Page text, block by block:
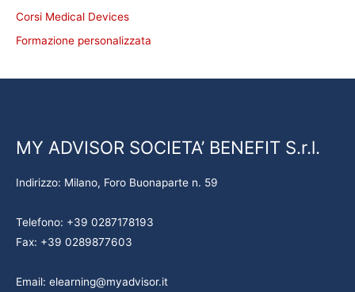
Corsi Medical Devices
Formazione personalizzata
MY ADVISOR SOCIETA’ BENEFIT S.r.l.
Indirizzo: Milano, Foro Buonaparte n. 59
Telefono: +39 0287178193
Fax: +39 0289877603
Email: elearning@myadvisor.it